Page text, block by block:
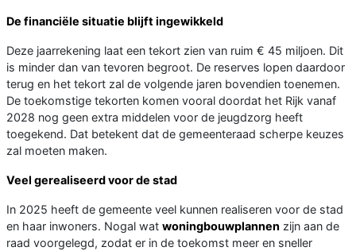
De financiële situatie blijft ingewikkeld
Deze jaarrekening laat een tekort zien van ruim € 45 miljoen. Dit
is minder dan van tevoren begroot. De reserves lopen daardoor
terug en het tekort zal de volgende jaren bovendien toenemen.
De toekomstige tekorten komen vooral doordat het Rijk vanaf
2028 nog geen extra middelen voor de jeugdzorg heeft
toegekend. Dat betekent dat de gemeenteraad scherpe keuzes
zal moeten maken.
Veel gerealiseerd voor de stad
In 2025 heeft de gemeente veel kunnen realiseren voor de stad
en haar inwoners. Nogal wat woningbouwplannen zijn aan de
raad voorgelegd, zodat er in de toekomst meer en sneller